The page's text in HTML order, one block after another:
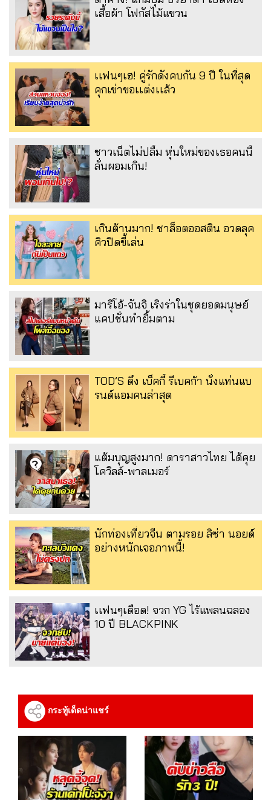
เสื้อผ้า โฟกัสไม้แขวน
เเฟนๆเฮ! คู่รักดังคบกัน 9 ปี ในที่สุด
คุกเข่าขอเเต่งเเล้ว
ชาวเน็ตไม่ปลื้ม หุ่นใหม่ของเธอคนนี้
ลั่นผอมเกิน!
เกินต้านมาก! ชาล็อตออสติน อวดลุค
คิวปิดขี้เล่น
มาริโอ้-จันจิ เริงร่าในชุดยอดมนุษย์
แคปชั่นทำยิ้มตาม
TOD’S ดึง เบ็คกี้ รีเบคก้า นั่งแท่นแบ
รนด์แอมคนล่าสุด
แต้มบุญสูงมาก! ดาราสาวไทย ได้คุย
โควิลล์-พาลเมอร์
นักท่องเที่ยวจีน ตามรอย ลิซ่า นอยด์
อย่างหนักเจอภาพนี้!
เเฟนๆเดือด! จวก YG ไร้แพลนฉลอง
10 ปี BLACKPINK
กระทู้เด็ดน่าแชร์